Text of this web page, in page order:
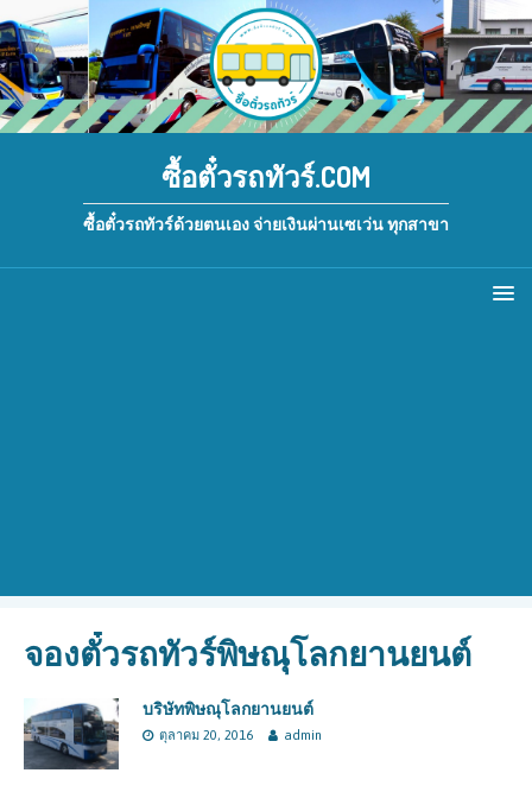
ซื้อตั๋วรถทัวร์.COM
ซื้อตั๋วรถทัวร์ด้วยตนเอง จ่ายเงินผ่านเซเว่น ทุกสาขา
จองตั๋วรถทัวร์พิษณุโลกยานยนต์
บริษัทพิษณุโลกยานยนต์
ตุลาคม 20, 2016 admin